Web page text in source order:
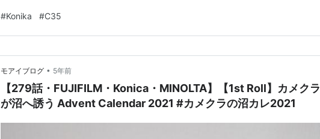
#Konika #C35
モアイブログ • 5年前
【279話・FUJIFILM・Konica・MINOLTA】【1st Roll】カメクラ
が沼へ誘う Advent Calendar 2021 #カメクラの沼カレ2021